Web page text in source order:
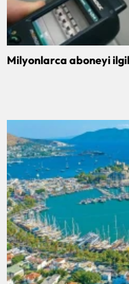
Milyonlarca aboneyi